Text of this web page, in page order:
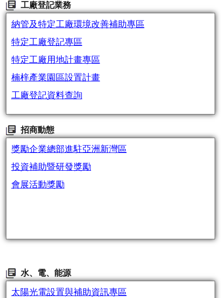
工廠登記業務
納管及特定工廠環境改善補助專區
特定工廠登記專區
特定工廠用地計畫專區
楠梓產業園區設置計畫
工廠登記資料查詢
招商動態
獎勵企業總部進駐亞洲新灣區
投資補助暨研發獎勵
會展活動獎勵
水、電、能源
太陽光電設置與補助資訊專區